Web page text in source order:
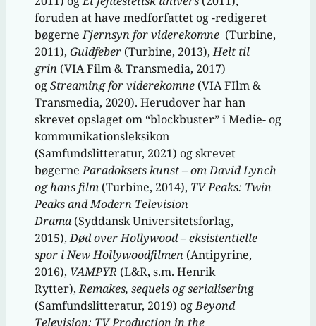
foruden at have medforfattet og -redigeret
bøgerneFjernsyn for viderekomne (Turbine,
2011), Guldfeber (Turbine, 2013),Helt til
grin(VIA Film & Transmedia, 2017)
ogStreaming for viderekomne(VIA FIlm &
Transmedia, 2020). Herudover har han
skrevet opslaget om “blockbuster” i Medie- og
kommunikationsleksikon
(Samfundslitteratur, 2021) og skrevet
bøgerneParadoksets kunst – om David Lynch
og hans film(Turbine, 2014), TV Peaks: Twin
Peaks and Modern Television
Drama(Syddansk Universitetsforlag,
2015),Død over Hollywood – eksistentielle
spor i New Hollywoodfilmen (Antipyrine,
2016), VAMPYR (L&R, s.m. Henrik
Rytter),Remakes, sequels og serialisering
(Samfundslitteratur, 2019) ogBeyond
Television: TV Production in the